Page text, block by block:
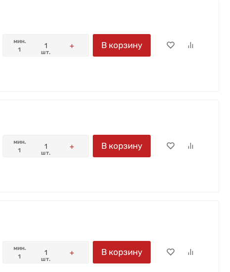
мин.
1
шт.
В корзину
мин.
1
шт.
В корзину
мин.
1
шт.
В корзину